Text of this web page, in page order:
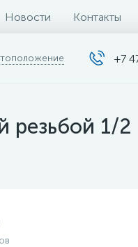
Новости Контакты
+7
резьбой 1/2